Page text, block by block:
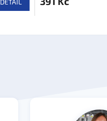
DETAIL